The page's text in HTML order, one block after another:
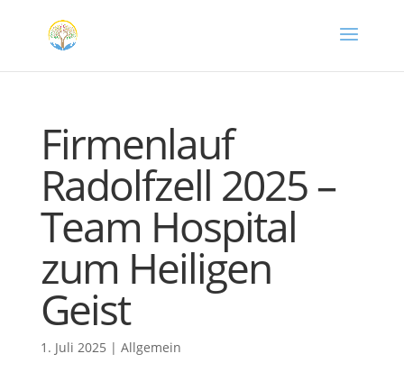
Firmenlauf
Radolfzell 2025 –
Team Hospital
zum Heiligen
Geist
1. Juli 2025 | Allgemein